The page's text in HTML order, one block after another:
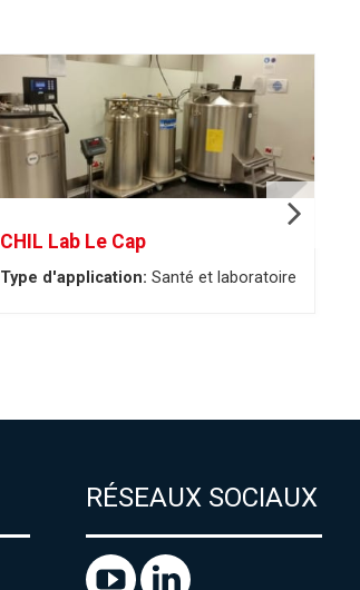
CHIL Lab Le Cap
Type d'application: Santé et laboratoire
RÉSEAUX SOCIAUX